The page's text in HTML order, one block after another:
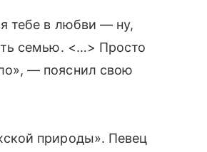
тебе в любви — ну,
семью. <…> Просто
— пояснил свою
природы». Певец